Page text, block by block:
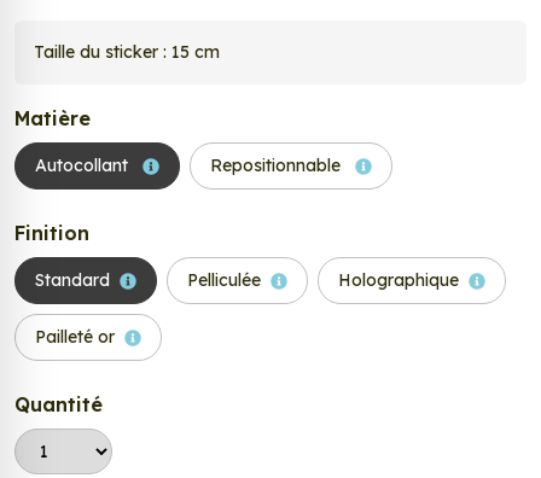
Taille du sticker : 15 cm
Matière
Autocollant Repositionnable
Finition
Standard Pelliculée Holographique
Pailleté or
Quantité